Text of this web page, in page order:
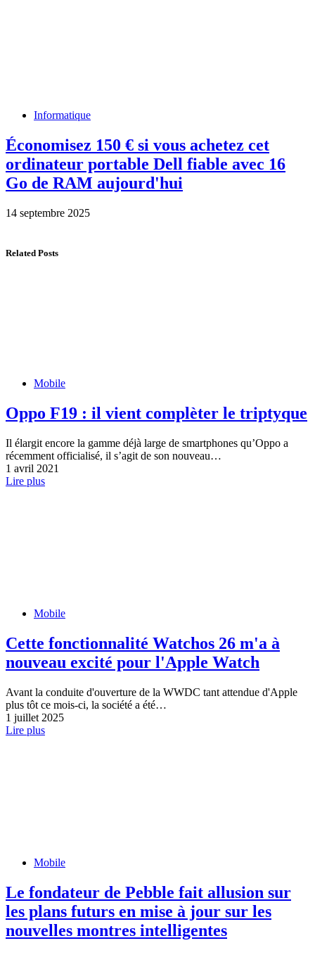
Informatique
Économisez 150 € si vous achetez cet
ordinateur portable Dell fiable avec 16
Go de RAM aujourd'hui
14 septembre 2025
Related Posts
Mobile
Oppo F19 : il vient complèter le triptyque
Il élargit encore la gamme déjà large de smartphones qu’Oppo a
récemment officialisé, il s’agit de son nouveau…
1 avril 2021
Lire plus
Mobile
Cette fonctionnalité Watchos 26 m'a à
nouveau excité pour l'Apple Watch
Avant la conduite d'ouverture de la WWDC tant attendue d'Apple
plus tôt ce mois-ci, la société a été…
1 juillet 2025
Lire plus
Mobile
Le fondateur de Pebble fait allusion sur
les plans futurs en mise à jour sur les
nouvelles montres intelligentes